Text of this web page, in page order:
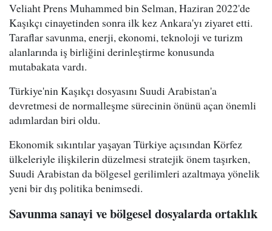
Veliaht Prens Muhammed bin Selman, Haziran 2022'de
Kaşıkçı cinayetinden sonra ilk kez Ankara'yı ziyaret etti.
Taraflar savunma, enerji, ekonomi, teknoloji ve turizm
alanlarında iş birliğini derinleştirme konusunda
mutabakata vardı.
Türkiye'nin Kaşıkçı dosyasını Suudi Arabistan'a
devretmesi de normalleşme sürecinin önünü açan önemli
adımlardan biri oldu.
Ekonomik sıkıntılar yaşayan Türkiye açısından Körfez
ülkeleriyle ilişkilerin düzelmesi stratejik önem taşırken,
Suudi Arabistan da bölgesel gerilimleri azaltmaya yönelik
yeni bir dış politika benimsedi.
Savunma sanayi ve bölgesel dosyalarda ortaklık